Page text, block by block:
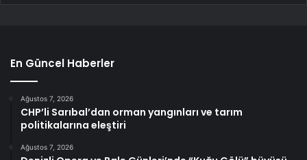
En Güncel Haberler
Ağustos 7, 2026
CHP’li Sarıbal’dan orman yangınları ve tarım
politikalarına eleştiri
Ağustos 7, 2026